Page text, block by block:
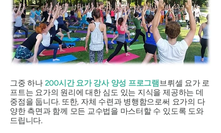
그중 하나 200시간 요가 강사 양성 프로그램 브뤼셀 요가 로
프트는 요가의 원리에 대한 심도 있는 지식을 제공하는 데
중점을 둡니다. 또한, 자체 수련과 병행함으로써 요가의 다
양한 측면과 함께 모든 교수법을 마스터할 수 있도록 도와
드립니다.